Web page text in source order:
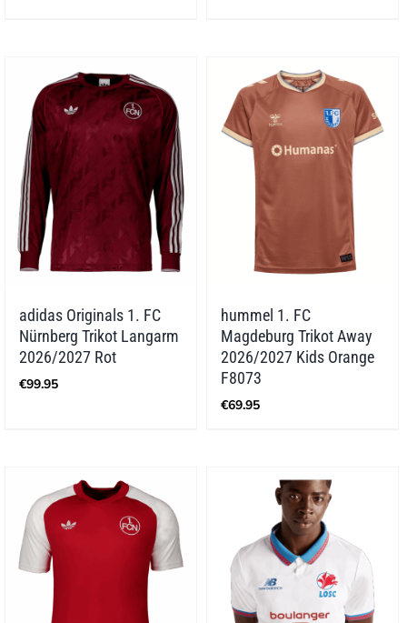
adidas Originals 1. FC
Nürnberg Trikot Langarm
2026/2027 Rot
€99.95
hummel 1. FC
Magdeburg Trikot Away
2026/2027 Kids Orange
F8073
€69.95